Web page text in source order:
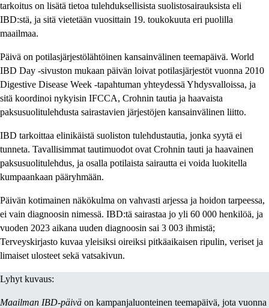
tarkoitus on lisätä tietoa tulehduksellisista suolistosairauksista eli
IBD:stä, ja sitä vietetään vuosittain 19. toukokuuta eri puolilla
maailmaa.
Päivä on potilasjärjestölähtöinen kansainvälinen teemapäivä. World
IBD Day -sivuston mukaan päivän loivat potilasjärjestöt vuonna 2010
Digestive Disease Week -tapahtuman yhteydessä Yhdysvalloissa, ja
sitä koordinoi nykyisin IFCCA, Crohnin tautia ja haavaista
paksusuolitulehdusta sairastavien järjestöjen kansainvälinen liitto.
IBD tarkoittaa elinikäistä suoliston tulehdustautia, jonka syytä ei
tunneta. Tavallisimmat tautimuodot ovat Crohnin tauti ja haavainen
paksusuolitulehdus, ja osalla potilaista sairautta ei voida luokitella
kumpaankaan pääryhmään.
Päivän kotimainen näkökulma on vahvasti arjessa ja hoidon tarpeessa,
ei vain diagnoosin nimessä. IBD:tä sairastaa jo yli 60 000 henkilöä, ja
vuoden 2023 aikana uuden diagnoosin sai 3 003 ihmistä;
Terveyskirjasto kuvaa yleisiksi oireiksi pitkäaikaisen ripulin, veriset ja
limaiset ulosteet sekä vatsakivun.
Lyhyt kuvaus:
Maailman IBD-päivä on kampanjaluonteinen teemapäivä, jota vuonna